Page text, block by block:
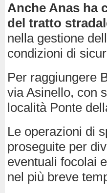
Anche Anas ha
del tratto
nella gestione
condizioni di
Per raggiungere
via Asinello, con
località Ponte
Le operazioni di
proseguite per
eventuali focolai
nel più breve